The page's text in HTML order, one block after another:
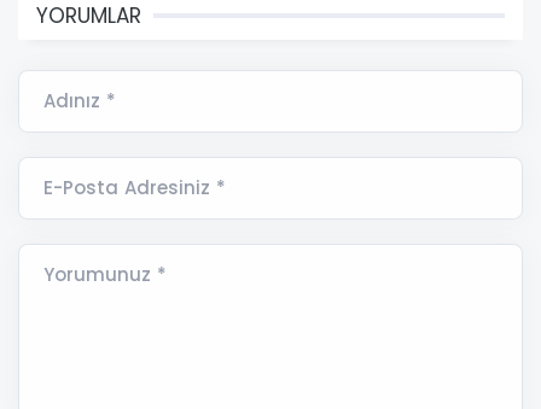
YORUMLAR
Adınız *
E-Posta Adresiniz *
Yorumunuz *